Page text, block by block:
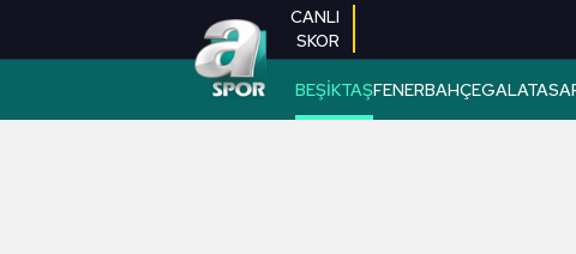
CANLI
SKOR
BEŞİKTAŞFENERBAHÇE